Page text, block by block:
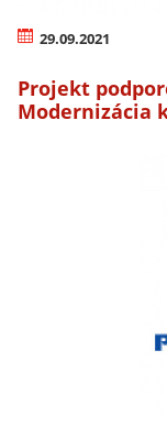
29.09.2021
Projekt
Modernizácia